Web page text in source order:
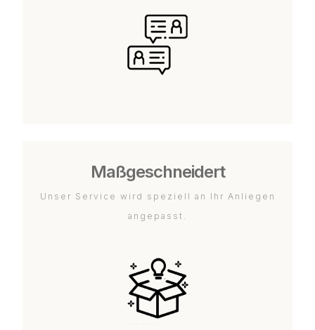
Maßgeschneidert
Unser Service wird speziell an Ihr Anliegen
angepasst.